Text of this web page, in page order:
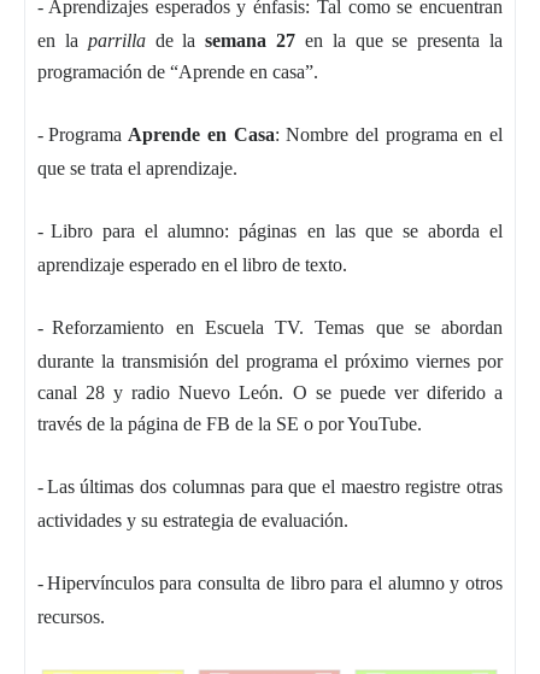
- Aprendizajes esperados y énfasis: Tal como se encuentran
en la parrillade lasemana 27 en la que se presenta la
programación de “Aprende en casa”.
- Programa Aprende en Casa: Nombre del programa en el
que se trata el aprendizaje.
- Libro para el alumno: páginas en las que se aborda el
aprendizaje esperado en el libro de texto.
- Reforzamiento en Escuela TV. Temas que se abordan
durante la transmisión del programa el próximo viernes por
canal 28 y radio Nuevo León. O se puede ver diferido a
través de la página de FB de la SE o por YouTube.
-Las últimas dos columnas para que el maestro registre otras
actividades y su estrategia de evaluación.
-Hipervínculos para consulta de libro para el alumno y otros
recursos.